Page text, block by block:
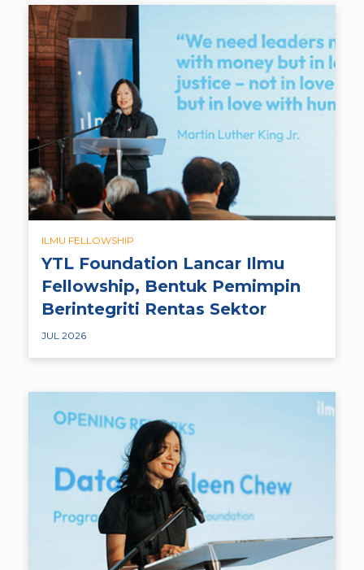
ILMU FELLOWSHIP
YTL Foundation Lancar Ilmu
Fellowship, Bentuk Pemimpin
Berintegriti Rentas Sektor
JUL 2026